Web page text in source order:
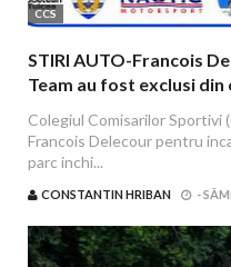
CCS
STIRI AUTO-Francois
Team au fost exclusi
Colegiul Comisarilor Sportivi
Francois Delecour pentru
parc inchi...
CONSTANTIN HRIBAN -